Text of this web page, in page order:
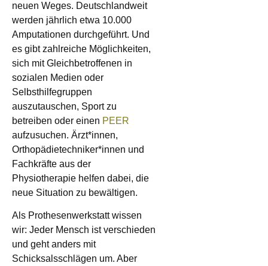
neuen Weges. Deutschlandweit
werden jährlich etwa 10.000
Amputationen durchgeführt. Und
es gibt zahlreiche Möglichkeiten,
sich mit Gleichbetroffenen in
sozialen Medien oder
Selbsthilfegruppen
auszutauschen, Sport zu
betreiben oder einen PEER
aufzusuchen. Ärzt*innen,
Orthopädietechniker*innen und
Fachkräfte aus der
Physiotherapie helfen dabei, die
neue Situation zu bewältigen.
Als Prothesenwerkstatt wissen
wir: Jeder Mensch ist verschieden
und geht anders mit
Schicksalsschlägen um. Aber